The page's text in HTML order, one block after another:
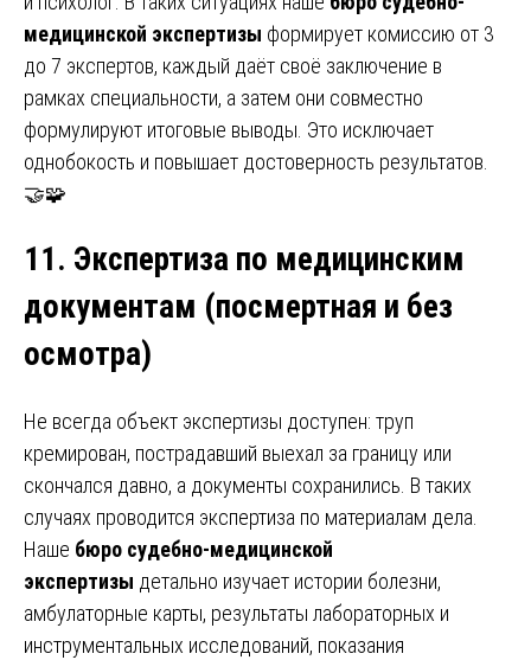
медицинской экспертизы формирует комиссию от 3
до 7 экспертов, каждый даёт своё заключение в
рамках специальности, а затем они совместно
формулируют итоговые выводы. Это исключает
однобокость и повышает достоверность результатов.
🤝🧩
11. Экспертиза по медицинским
документам (посмертная и без
осмотра)
Не всегда объект экспертизы доступен: труп
кремирован, пострадавший выехал за границу или
скончался давно, а документы сохранились. В таких
случаях проводится экспертиза по материалам дела.
Наше бюро судебно-медицинской
экспертизы детально изучает истории болезни,
амбулаторные карты, результаты лабораторных и
инструментальных исследований, показания